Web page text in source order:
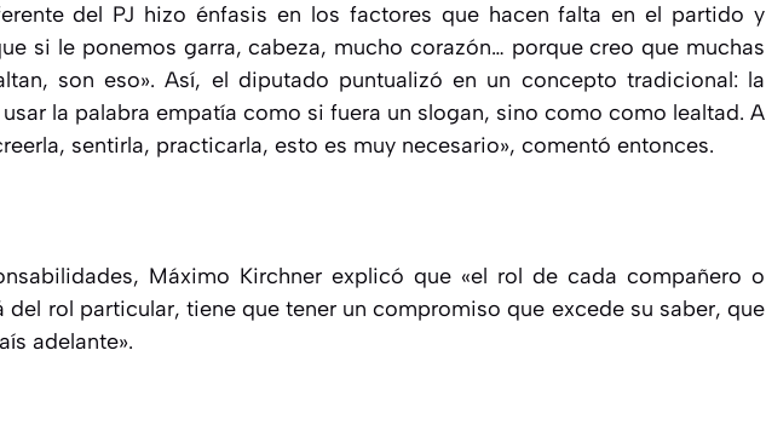
del PJ hizo énfasis en los factores que hacen falta en el partido y
si le ponemos garra, cabeza, mucho corazón… porque creo que muchas
son eso». Así, el diputado puntualizó en un concepto tradicional: la
usar la palabra empatía como si fuera un slogan, sino como como lealtad. A
sentirla, practicarla, esto es muy necesario», comentó entonces.
Máximo Kirchner explicó que «el rol de cada compañero o
del rol particular, tiene que tener un compromiso que excede su saber, que
adelante».